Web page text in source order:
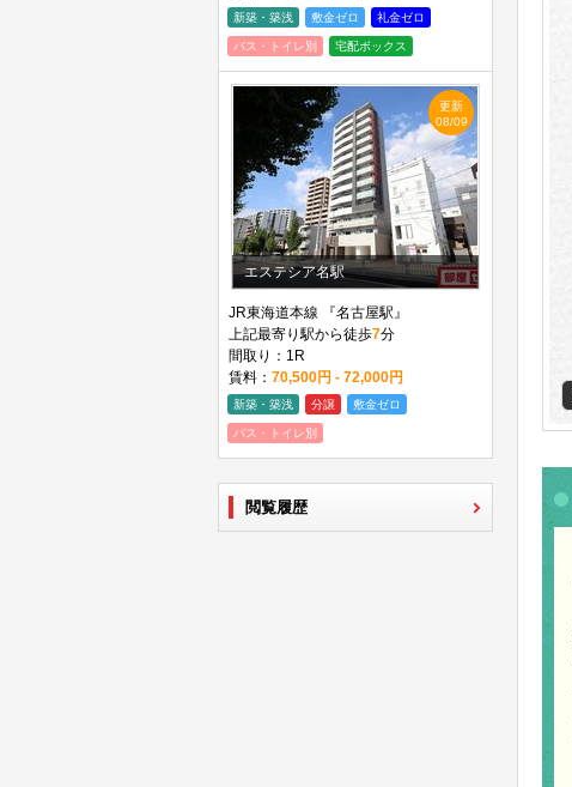
新築・築浅 敷金ゼロ 礼金ゼロ
バス・トイレ別 宅配ボックス
更新
08/09
エステシア名駅
JR東海道本線 『名古屋駅』
上記最寄り駅から徒歩7分
間取り：1R
賃料： 70,500円 - 72,000円
新築・築浅 分譲 敷金ゼロ
バス・トイレ別
閲覧履歴